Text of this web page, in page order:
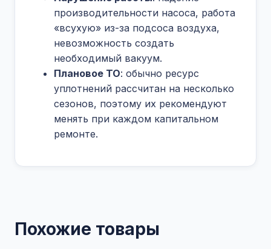
производительности насоса, работа
«всухую» из-за подсоса воздуха,
невозможность создать
необходимый вакуум.
Плановое ТО: обычно ресурс
уплотнений рассчитан на несколько
сезонов, поэтому их рекомендуют
менять при каждом капитальном
ремонте.
Похожие товары